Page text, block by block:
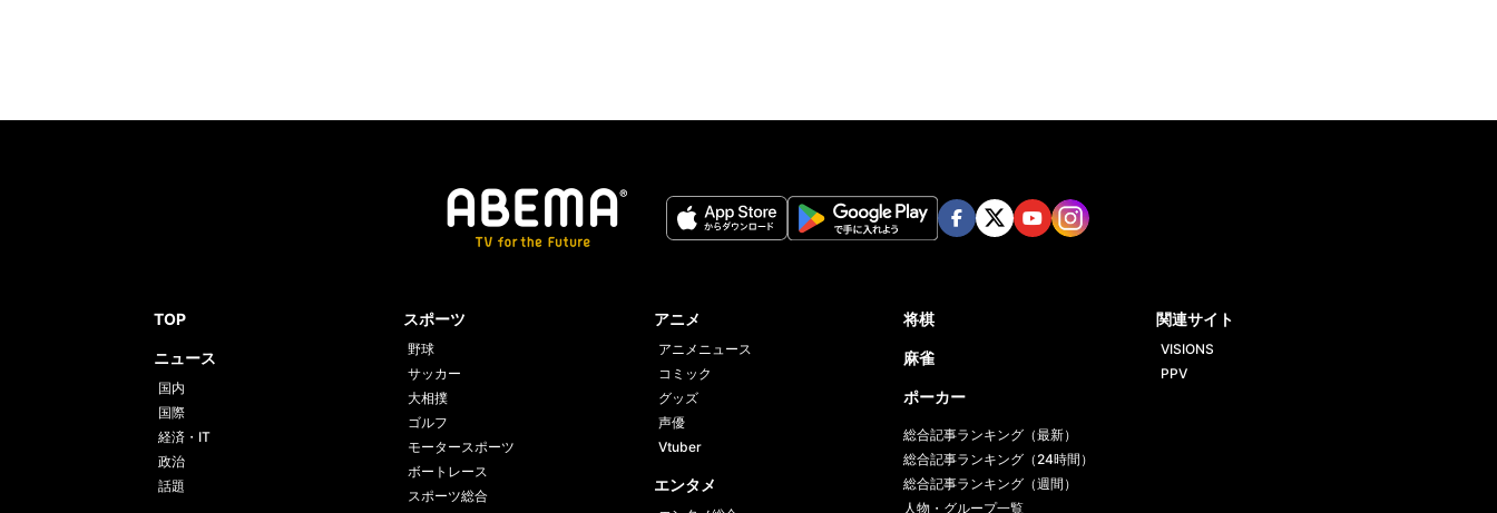
TOP
ニュース
国内
国際
経済・IT
政治
話題
スポーツ
野球
サッカー
大相撲
ゴルフ
モータースポーツ
ボートレース
スポーツ総合
アニメ
アニメニュース
コミック
グッズ
声優
Vtuber
エンタメ
将棋
麻雀
ポーカー
総合記事ランキング（最新）
総合記事ランキング（24時間）
総合記事ランキング（週間）
人物・グループ一覧
関連サイト
VISIONS
PPV